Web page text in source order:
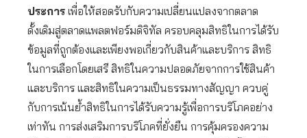
ประการ เพื่อให้สอดรับกับความเปลี่ยนแปลงจากตลาด
ดั้งเดิมสู่ตลาดแพลตฟอร์มดิจิทัล ครอบคลุมสิทธิในการได้รับ
ข้อมูลที่ถูกต้องและเพียงพอเกี่ยวกับสินค้าและบริการ สิทธิ
ในการเลือกโดยเสรี สิทธิในความปลอดภัยจากการใช้สินค้า
และบริการ และสิทธิในความเป็นธรรมทางสัญญา ควบคู่
กับการเน้นย้ำสิทธิในการได้รับความรู้เพื่อการบริโภคอย่าง
เท่าทัน การส่งเสริมการบริโภคที่ยั่งยืน การคุ้มครองความ